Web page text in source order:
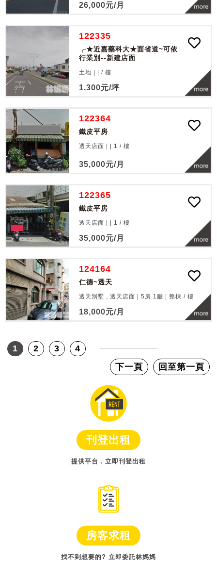
26,000元/月
122335
╭★近嘉藥科大★面省道~可依
行業別--新建店面
土地 | | / 樓
1,300元/坪
122364
鐵皮平房
透天店面 | | 1 / 樓
35,000元/月
122365
鐵皮平房
透天店面 | | 1 / 樓
35,000元/月
124164
仁德~透天
透天別墅 , 透天店面 | 5房 1廳 | 整棟 / 樓
18,000元/月
1 2 3
4
下一頁
回至第一頁
刊登出租
提供平台．立即刊登出租
房客求租
找不到想要的? 立即委託林媽媽